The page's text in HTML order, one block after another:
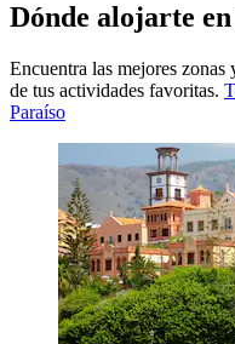
Dónde alojarte
Encuentra las mejores
de tus actividades favoritas.
Paraíso